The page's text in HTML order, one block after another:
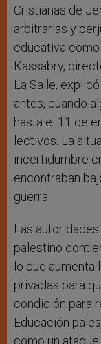
Cristianas de
arbitrarias y
educativa como
Kassabry,
La Salle,
antes, cuando
hasta el 11 de
lectivos. La
incertidumbre
encontraban
guerra.
Las
palestino
lo que
privadas para
condición para
Educación
como un